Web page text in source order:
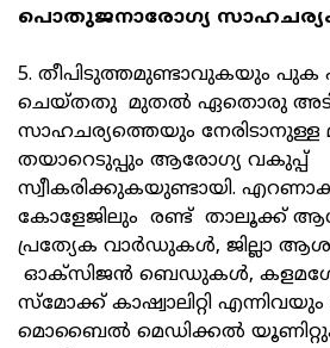
പൊതുജനാരോഗ്യ
5. തീപിടുത്തമുണ്ടാവുകയും
ചെയ്തതു മുതല്‍ ഏതൊരു
സാഹചര്യത്തെയും
തയാറെടുപ്പും ആരോഗ്യ വകുപ്പ്
സ്വീകരിക്കുകയുണ്ടായി.
കോളേജിലും രണ്ട് താലൂക്ക്
പ്രത്യേക വാര്‍ഡുകള്‍, ജില്ലാ
ഓക്‌സിജന്‍ ബെഡുകള്‍,
സ്മോക്ക് കാഷ്വാലിറ്റി
മൊബൈല്‍ മെഡിക്കല്‍